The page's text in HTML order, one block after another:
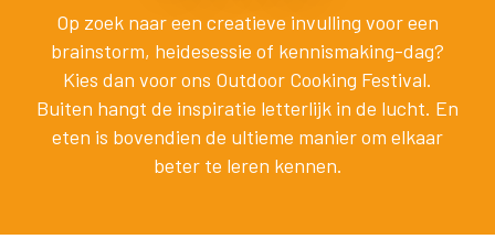
Op zoek naar een creatieve invulling voor een
brainstorm, heidesessie of kennismaking-dag?
Kies dan voor ons Outdoor Cooking Festival.
Buiten hangt de inspiratie letterlijk in de lucht. En
eten is bovendien de ultieme manier om elkaar
beter te leren kennen.